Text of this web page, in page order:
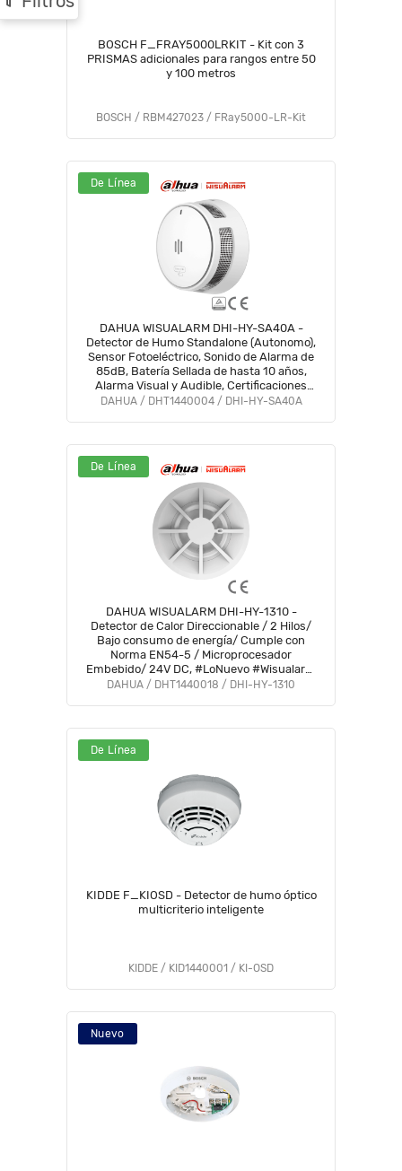
BOSCH F_FRAY5000LRKIT - Kit con 3
PRISMAS adicionales para rangos entre 50
y 100 metros
BOSCH / RBM427023 / FRay5000-LR-Kit
De Línea
DAHUA WISUALARM DHI-HY-SA40A -
Detector de Humo Standalone (Autonomo),
Sensor Fotoeléctrico, Sonido de Alarma de
85dB, Batería Sellada de hasta 10 años,
Alarma Visual y Audible, Certificaciones
TÜV and CE, #BFW
DAHUA / DHT1440004 / DHI-HY-SA40A
De Línea
DAHUA WISUALARM DHI-HY-1310 -
Detector de Calor Direccionable / 2 Hilos/
Bajo consumo de energía/ Cumple con
Norma EN54-5 / Microprocesador
Embebido/ 24V DC, #LoNuevo #Wisualarm
#DCW
DAHUA / DHT1440018 / DHI-HY-1310
De Línea
KIDDE F_KIOSD - Detector de humo óptico
multicriterio inteligente
KIDDE / KID1440001 / KI-OSD
Nuevo